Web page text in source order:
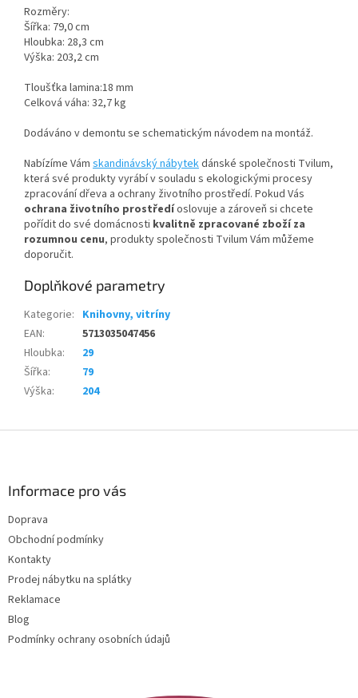
Rozměry:
Šířka: 79,0 cm
Hloubka: 28,3 cm
Výška: 203,2 cm
Tloušťka lamina:18 mm
Celková váha: 32,7 kg
Dodáváno v demontu se schematickým návodem na montáž.
Nabízíme Vám skandinávský nábytekdánské společnosti Tvilum,
která své produkty vyrábí v souladu s ekologickými procesy
zpracování dřeva a ochrany životního prostředí. Pokud Vás
ochrana životního prostředíoslovuje a zároveň si chcete
pořídit do své domácnosti kvalitně zpracované zboží za
rozumnou cenu, produkty společnosti Tvilum Vám můžeme
doporučit.
Doplňkové parametry
Kategorie: Knihovny, vitríny
EAN:
5713035047456
Hloubka:
29
Šířka:
79
Výška: 204
Informace pro vás
Doprava
Obchodní podmínky
Kontakty
Prodej nábytku na splátky
Reklamace
Blog
Podmínky ochrany osobních údajů